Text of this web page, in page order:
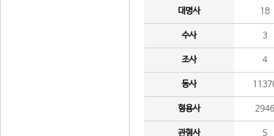
대명사 18
수사 3
조사 4
동사
형용사 2946
관형사 5